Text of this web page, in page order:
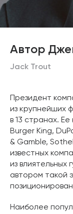
Автор
Jack Trout
Президент
из крупнейших
в 13 странах.
Burger King,
& Gamble,
известных
из влиятельных
автором такой
Наиболее